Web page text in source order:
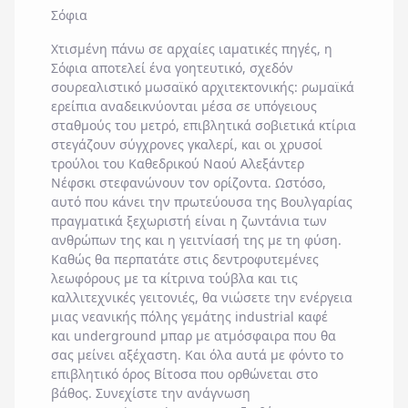
Σόφια
Χτισμένη πάνω σε αρχαίες ιαματικές πηγές, η
Σόφια αποτελεί ένα γοητευτικό, σχεδόν
σουρεαλιστικό μωσαϊκό αρχιτεκτονικής: ρωμαϊκά
ερείπια αναδεικνύονται μέσα σε υπόγειους
σταθμούς του μετρό, επιβλητικά σοβιετικά κτίρια
στεγάζουν σύγχρονες γκαλερί, και οι χρυσοί
τρούλοι του Καθεδρικού Ναού Αλεξάντερ
Νέφσκι στεφανώνουν τον ορίζοντα. Ωστόσο,
αυτό που κάνει την πρωτεύουσα της Βουλγαρίας
πραγματικά ξεχωριστή είναι η ζωντάνια των
ανθρώπων της και η γειτνίασή της με τη φύση.
Καθώς θα περπατάτε στις δεντροφυτεμένες
λεωφόρους με τα κίτρινα τούβλα και τις
καλλιτεχνικές γειτονιές, θα νιώσετε την ενέργεια
μιας νεανικής πόλης γεμάτης industrial καφέ
και underground μπαρ με ατμόσφαιρα που θα
σας μείνει αξέχαστη. Και όλα αυτά με φόντο το
επιβλητικό όρος Βίτοσα που ορθώνεται στο
βάθος. Συνεχίστε την ανάγνωση